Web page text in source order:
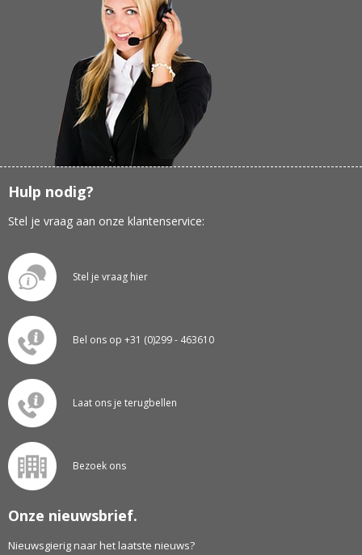
Hulp nodig?
Stel je vraag aan onze klantenservice:
Stel je vraag hier
Bel ons op +31 (0)299 - 463610
Laat ons je terugbellen
Bezoek ons
Onze nieuwsbrief.
Nieuwsgierig naar het laatste nieuws?